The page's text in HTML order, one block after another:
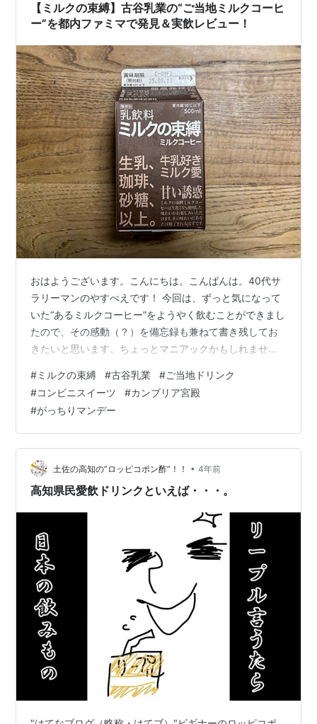
【ミルクの束縛】古谷乳業の“ご当地ミルクコーヒ
ー”を都内ファミマで発見＆実飲レビュー！
おはようございます。こんにちは。こんばんは。40代サ
ラリーマンのやすべえです！ 今回は、ずっと気になって
いた“あるミルクコーヒー”をようやく飲むことができまし
たので、その感動（？）を備忘録も兼ねて書き残してお
きたいと思います。ちょっとマニアックかもしれません
では、はじめていきましょう〜！ 「とあるミルクコーヒ
ー」とは？ 「ミルクの束縛」を知ったきっかけ 実際の商
品がこちら！ 成分表示と素材へのこだわり 気になるお味
は…？ まとめ 「とあるミルクコーヒー」とは？ ここまで
引っ張っておいてなんですが……タイトルやアイキャッチ
でバレてますよね（笑）…
#ミルクの束縛 #古谷乳業 #ご当地ドリンク
#コンビニスイーツ #カンブリア宮殿
#がっちりマンデー
土佐の高知の”ロッピコポン酢”！！ • 4年前
高知県民愛飲ドリンクといえば・・・。